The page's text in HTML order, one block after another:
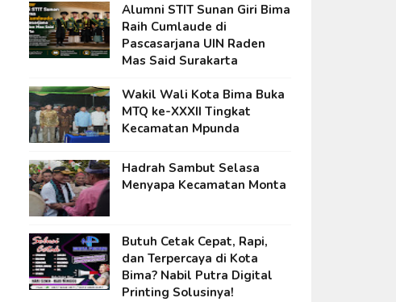
Alumni STIT Sunan Giri Bima
Raih Cumlaude di
Pascasarjana UIN Raden
Mas Said Surakarta
Wakil Wali Kota Bima Buka
MTQ ke-XXXII Tingkat
Kecamatan Mpunda
Hadrah Sambut Selasa
Menyapa Kecamatan Monta
Butuh Cetak Cepat, Rapi,
dan Terpercaya di Kota
Bima? Nabil Putra Digital
Printing Solusinya!